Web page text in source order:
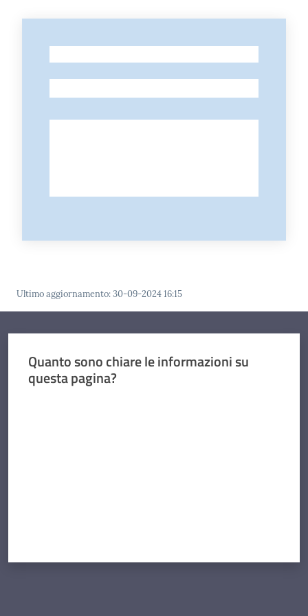
-
Ultimo aggiornamento:30-09-2024 16:15
Quanto sono chiare le informazioni su
questa pagina?